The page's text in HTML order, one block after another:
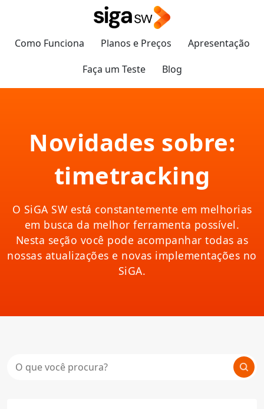
Como Funciona Planos e Preços
Apresentação
Faça um Teste
Blog
Novidades sobre:
timetracking
O SiGA SW está constantemente em melhorias
em busca da melhor ferramenta possível.
Nesta seção você pode acompanhar todas as
nossas atualizações e novas implementações no
SiGA.